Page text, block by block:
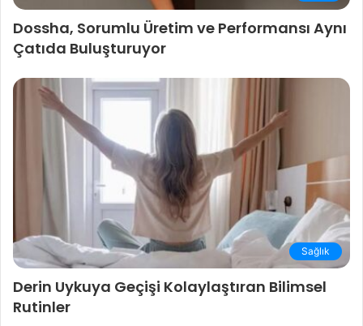
Dossha, Sorumlu Üretim ve Performansı Aynı
Çatıda Buluşturuyor
Sağlık
Derin Uykuya Geçişi Kolaylaştıran Bilimsel
Rutinler